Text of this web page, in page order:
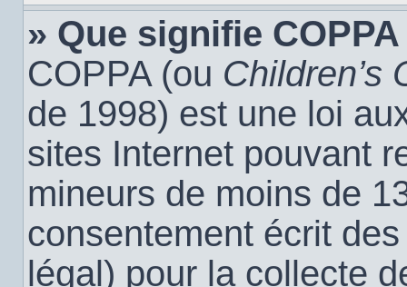
» Que signifie
COPPA (ou Children’s
de 1998) est une loi
sites Internet pouvant
mineurs de moins de
consentement écrit
légal) pour la collecte